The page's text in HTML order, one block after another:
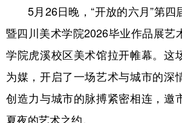
5月26日晚，“开放的六月”第四
暨四川美术学院2026毕业作品展艺
学院虎溪校区美术馆拉开帷幕。这
为媒，开启了一场艺术与城市的深
创造力与城市的脉搏紧密相连，邀
夏夜的艺术之约。